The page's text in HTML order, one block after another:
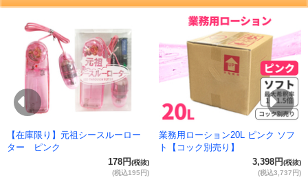
Previous
【在庫限り】元祖シースルーロー
ター ピンク
178円(税抜)
(税込195円)
業務用ローション20L ピンク ソフ
ト【コック別売り】
3,398円(税抜)
(税込3,737円)